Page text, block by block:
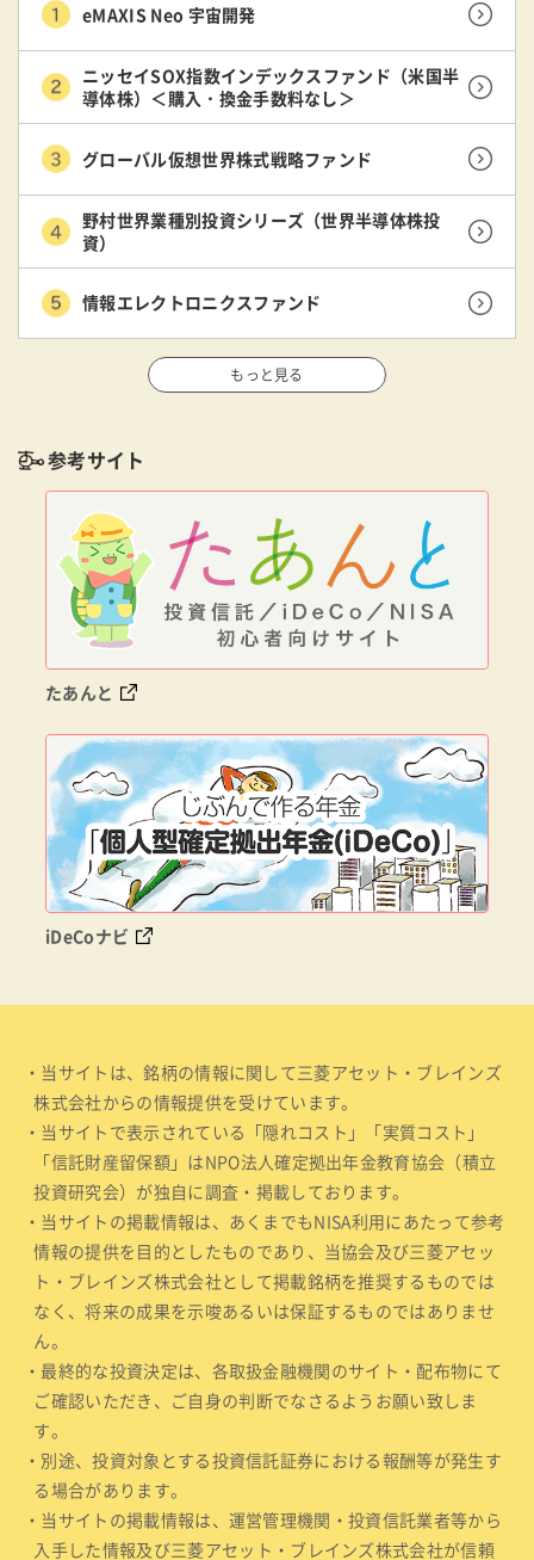
eMAXIS Neo 宇宙開発
ニッセイSOX指数インデックスファンド（米国半
導体株）＜購入・換金手数料なし＞
グローバル仮想世界株式戦略ファンド
野村世界業種別投資シリーズ（世界半導体株投
資）
情報エレクトロニクスファンド
もっと見る
参考サイト
たあんと
iDeCoナビ
・当サイトは、銘柄の情報に関して三菱アセット・ブレインズ
株式会社からの情報提供を受けています。
・当サイトで表示されている「隠れコスト」「実質コスト」
「信託財産留保額」はNPO法人確定拠出年金教育協会（積立
投資研究会）が独自に調査・掲載しております。
・当サイトの掲載情報は、あくまでもNISA利用にあたって参考
情報の提供を目的としたものであり、当協会及び三菱アセッ
ト・ブレインズ株式会社として掲載銘柄を推奨するものでは
なく、将来の成果を示唆あるいは保証するものではありませ
ん。
・最終的な投資決定は、各取扱金融機関のサイト・配布物にて
ご確認いただき、ご自身の判断でなさるようお願い致しま
す。
・別途、投資対象とする投資信託証券における報酬等が発生す
る場合があります。
・当サイトの掲載情報は、運営管理機関・投資信託業者等から
入手した情報及び三菱アセット・ブレインズ株式会社が信頼